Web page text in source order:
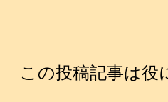
この投稿記事は役